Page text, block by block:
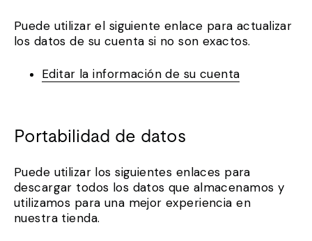
Puede utilizar el siguiente enlace para actualizar
los datos de su cuenta si no son exactos.
Editar la información de su cuenta
Portabilidad de datos
Puede utilizar los siguientes enlaces para
descargar todos los datos que almacenamos y
utilizamos para una mejor experiencia en
nuestra tienda.